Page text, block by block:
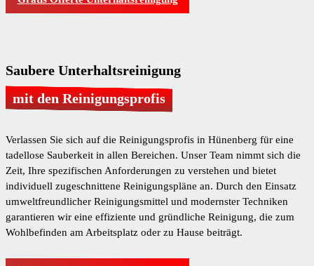
Saubere Unterhaltsreinigung
mit den Reinigungsprofis
Verlassen Sie sich auf die Reinigungsprofis in Hünenberg für eine
tadellose Sauberkeit in allen Bereichen. Unser Team nimmt sich die
Zeit, Ihre spezifischen Anforderungen zu verstehen und bietet
individuell zugeschnittene Reinigungspläne an. Durch den Einsatz
umweltfreundlicher Reinigungsmittel und modernster Techniken
garantieren wir eine effiziente und gründliche Reinigung, die zum
Wohlbefinden am Arbeitsplatz oder zu Hause beiträgt.